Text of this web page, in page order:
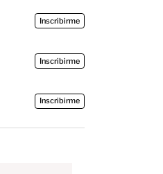
Inscribirme
Inscribirme
Inscribirme